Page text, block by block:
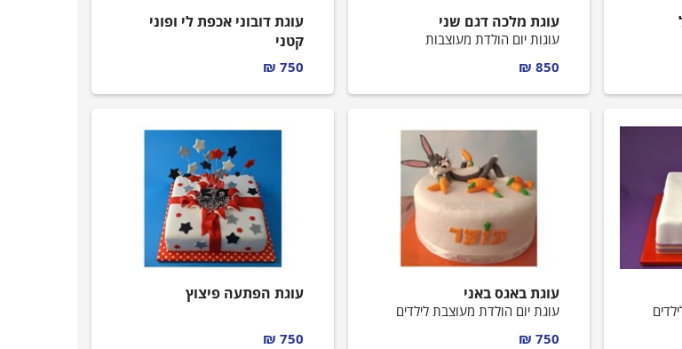
עוגת מלכה דגם שני
עוגות יום הולדת מעוצבות
850 ₪
עוגת דובוני אכפת לי ופוני
קטני
עוגת יום הולדת מעוצבת לילדים
750 ₪
עוגת באגס באני
עוגת יום הולדת מעוצבת לילדים
750 ₪
עוגת הפתעה פיצוץ
750 ₪